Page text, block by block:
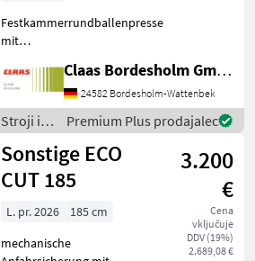
Festkammerrundballenpresse
mit
1, 25 m Presskammerbreite
1, 20 m / in
Serienausrüstung: Pickup:
Aufnahmebreite 2, 10 m / 4
Zinkenreihen, kurvenb
Claas Bordesholm GmbH
24582 Bordesholm-Wattenbek
Stroji in
oprema
za žetev
in
spravilo
/ Claas
Premium Plus prodajalec
Sonstige ECO
CUT 185
3.200
€
Cena
vključuje
DDV (19%)
2.689,08 €
L. pr. 2026
185 cm
mechanische